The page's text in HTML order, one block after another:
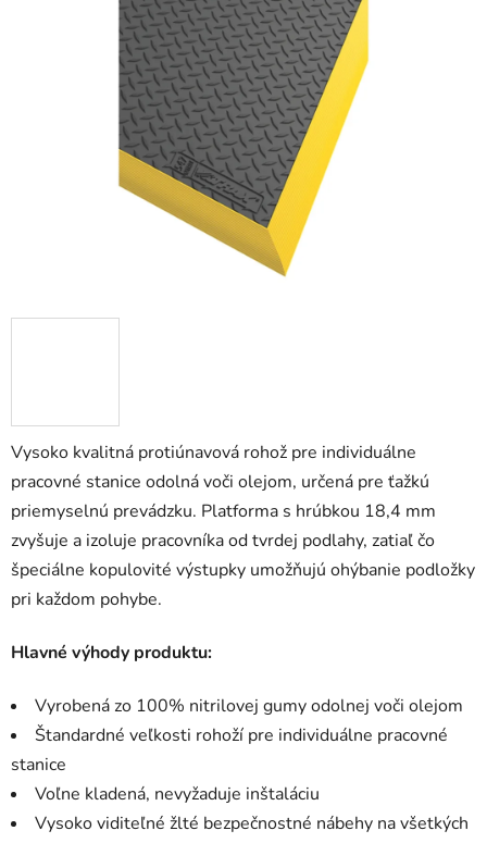
Vysoko kvalitná protiúnavová rohož pre individuálne
pracovné stanice odolná voči olejom, určená pre ťažkú
priemyselnú prevádzku. Platforma s hrúbkou 18,4 mm
zvyšuje a izoluje pracovníka od tvrdej podlahy, zatiaľ čo
špeciálne kopulovité výstupky umožňujú ohýbanie podložky
pri každom pohybe.
Hlavné výhody produktu:
Vyrobená zo 100% nitrilovej gumy odolnej voči olejom
Štandardné veľkosti rohoží pre individuálne pracovné
stanice
Voľne kladená, nevyžaduje inštaláciu
Vysoko viditeľné žlté bezpečnostné nábehy na všetkých